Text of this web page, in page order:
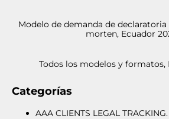
Modelo de demanda de
morten, Ecuador
Todos los modelos y formatos,
Categorías
AAA CLIENTS LEGAL TRACKING.